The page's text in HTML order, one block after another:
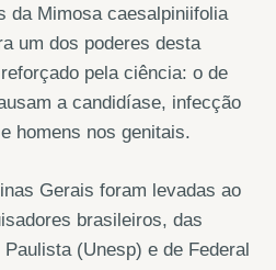
da Mimosa caesalpiniifolia
um dos poderes desta
pela ciência: o de
a candidíase, infecção
homens nos genitais.
Gerais foram levadas ao
brasileiros, das
(Unesp) e de Federal